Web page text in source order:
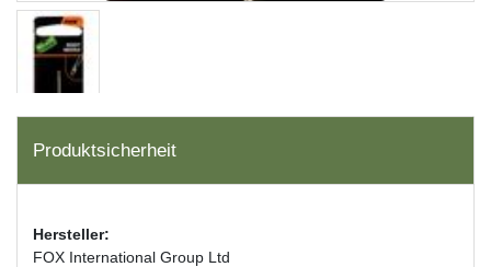
Produktsicherheit
Hersteller:
FOX International Group Ltd